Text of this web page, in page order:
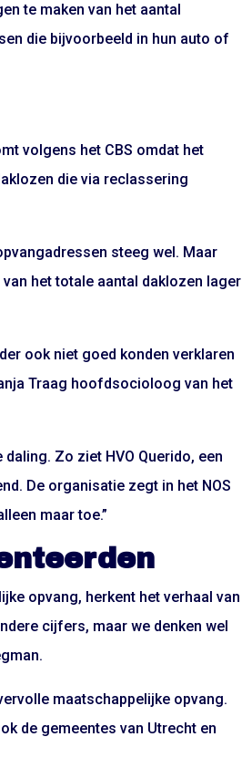
te maken van het aantal
die bijvoorbeeld in hun auto of
volgens het CBS omdat het
die via reclassering
steeg wel. Maar
het totale aantal daklozen lager
ook niet goed konden verklaren
Traag hoofdsocioloog van het
Zo ziet HVO Querido, een
De organisatie zegt in het NOS
maar toe.”
opvang, herkent het verhaal van
cijfers, maar we denken wel
maatschappelijke opvang.
de gemeentes van Utrecht en